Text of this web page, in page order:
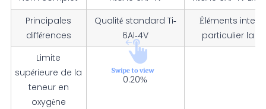
Principales
différences
Qualité standard Ti-
6Al-4V
Éléments
particulier la
Limite
supérieure de la
teneur en
oxygène
0.20%